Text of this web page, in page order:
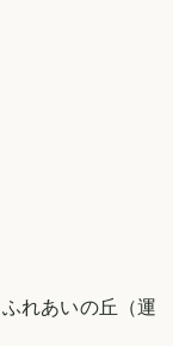
れあいの丘（運